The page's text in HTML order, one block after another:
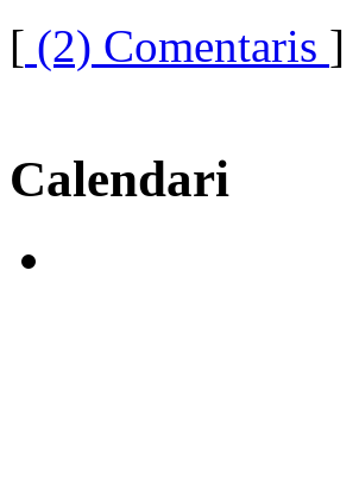
[ (2) Comentaris ]
Calendari